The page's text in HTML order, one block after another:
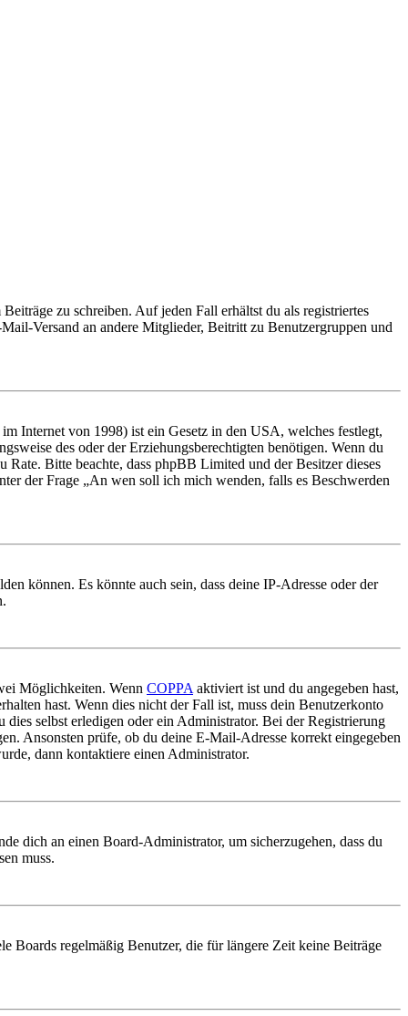
zu schreiben. Auf jeden Fall erhältst du als registriertes
Versand an andere Mitglieder, Beitritt zu Benutzergruppen und
Internet von 1998) ist ein Gesetz in den USA, welches festlegt,
des oder der Erziehungsberechtigten benötigen. Wenn du
Bitte beachte, dass phpBB Limited und der Besitzer dieses
der Frage „An wen soll ich mich wenden, falls es Beschwerden
können. Es könnte auch sein, dass deine IP-Adresse oder der
Möglichkeiten. Wenn COPPA aktiviert ist und du angegeben hast,
hast. Wenn dies nicht der Fall ist, muss dein Benutzerkonto
selbst erledigen oder ein Administrator. Bei der Registrierung
Ansonsten prüfe, ob du deine E-Mail-Adresse korrekt eingegeben
dann kontaktiere einen Administrator.
dich an einen Board-Administrator, um sicherzugehen, dass du
muss.
Boards regelmäßig Benutzer, die für längere Zeit keine Beiträge